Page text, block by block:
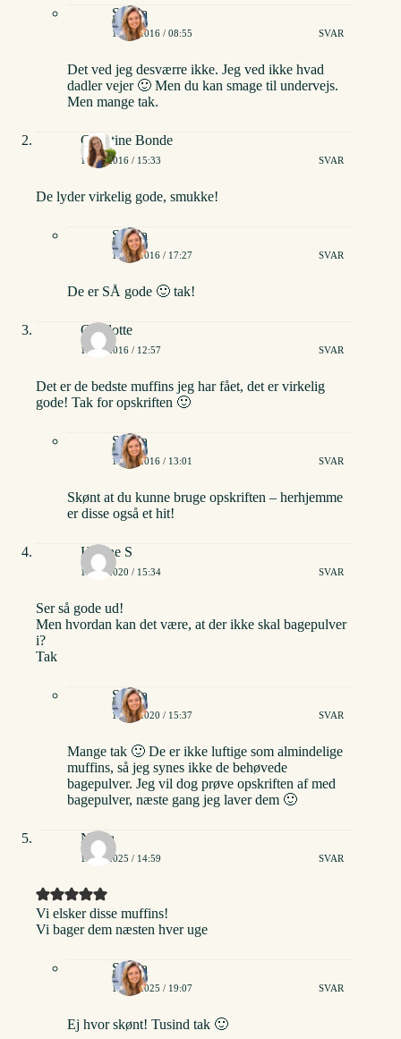
Stinna
15/01/2016 / 08:55 SVAR
Det ved jeg desværre ikke. Jeg ved ikke hvad
dadler vejer 🙂 Men du kan smage til undervejs.
Men mange tak.
Christine Bonde
17/01/2016 / 15:33 SVAR
De lyder virkelig gode, smukke!
Stinna
17/01/2016 / 17:27 SVAR
De er SÅ gode 🙂 tak!
Charlotte
18/01/2016 / 12:57 SVAR
Det er de bedste muffins jeg har fået, det er virkelig
gode! Tak for opskriften 🙂
Stinna
18/01/2016 / 13:01 SVAR
Skønt at du kunne bruge opskriften – herhjemme
er disse også et hit!
Helene S
16/05/2020 / 15:34 SVAR
Ser så gode ud!
Men hvordan kan det være, at der ikke skal bagepulver
i?
Tak
Stinna
16/05/2020 / 15:37 SVAR
Mange tak 🙂 De er ikke luftige som almindelige
muffins, så jeg synes ikke de behøvede
bagepulver. Jeg vil dog prøve opskriften af med
bagepulver, næste gang jeg laver dem 🙂
Nadia
12/03/2025 / 14:59 SVAR
Vi elsker disse muffins!
Vi bager dem næsten hver uge
Stinna
13/03/2025 / 19:07 SVAR
Ej hvor skønt! Tusind tak 🙂